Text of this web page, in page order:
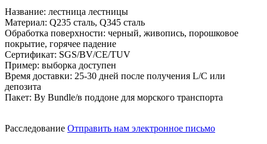
Название: лестница лестницы
Материал: Q235 сталь, Q345 сталь
Обработка поверхности: черный, живопись, порошковое
покрытие, горячее падение
Сертификат: SGS/BV/CE/TUV
Пример: выборка доступен
Время доставки: 25-30 дней после получения L/C или
депозита
Пакет: By Bundle/в поддоне для морского транспорта
Расследование Отправить нам электронное письмо